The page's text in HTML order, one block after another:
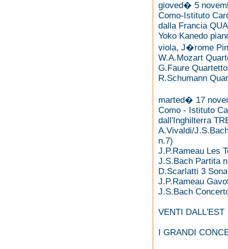
gioved� 5
Como-Istituto
dalla Francia
Yoko Kanedo
viola, J�rome
W.A.Mozart
G.Faure
R.Schumann
marted� 17
Como - Istituto
dall'Inghilterra
A.Vivaldi/
n.7)
J.P.Rameau Les
J.S.Bach Partita
D.Scarlatti 3
J.P.Rameau
J.S.Bach
VENTI DALL'EST
I GRANDI